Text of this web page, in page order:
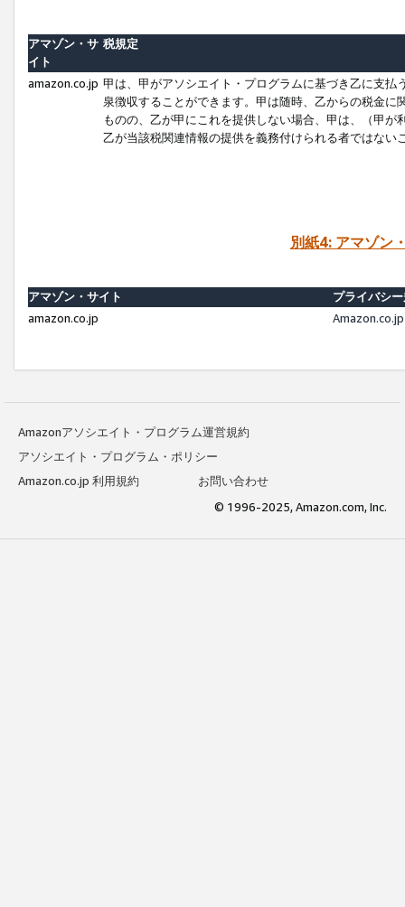
アマゾン・サ
イト
税規定
amazon.co.jp 甲は、甲がアソシエイト・プログラムに基づき乙に支
泉徴収することができます。甲は随時、乙からの税金
ものの、乙が甲にこれを提供しない場合、甲は、（甲
乙が当該税関連情報の提供を義務付けられる者ではな
別紙4: アマゾン
アマゾン・サイト
プライバシ
amazon.co.jp
Amazonアソシエイト・プログラム運営規約
アソシエイト・プログラム・ポリシー
Amazon.co.jp 利用規約
お問い合わせ
© 1996-2025, Amazon.com, Inc.